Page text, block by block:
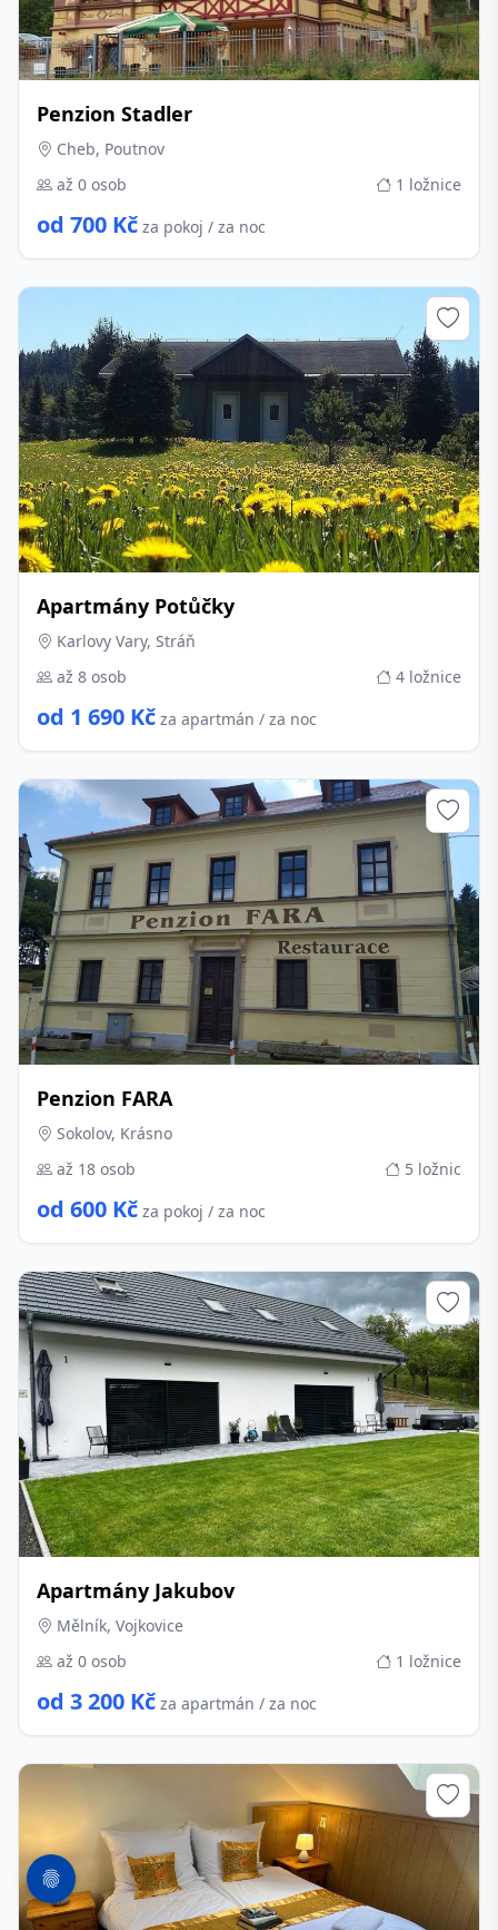
Penzion Stadler
Cheb, Poutnov
až 0 osob
1 ložnice
od 700 Kč za pokoj / za noc
Apartmány Potůčky
Karlovy Vary, Stráň
až 8 osob
4 ložnice
od 1 690 Kč za apartmán / za noc
Penzion FARA
Sokolov, Krásno
až 18 osob
5 ložnic
od 600 Kč za pokoj / za noc
Apartmány Jakubov
Mělník, Vojkovice
až 0 osob
1 ložnice
od 3 200 Kč za apartmán / za noc